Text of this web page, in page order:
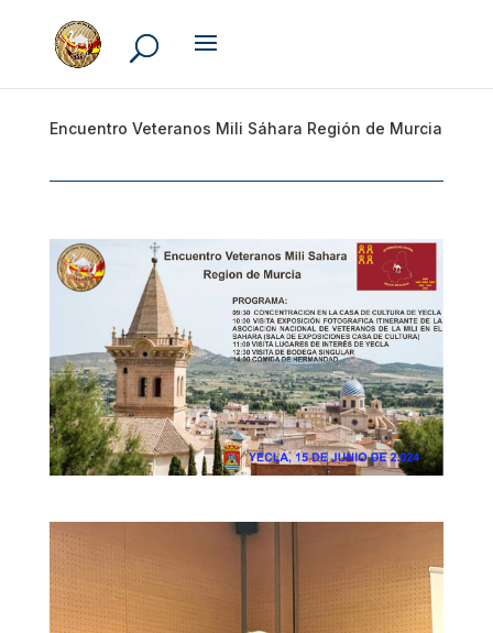
Encuentro Veteranos Mili Sáhara Región de Murcia